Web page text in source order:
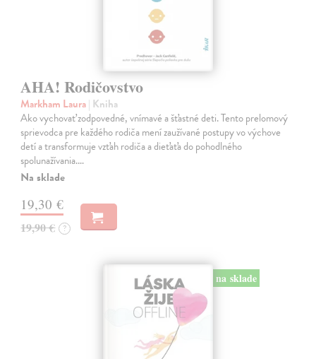
AHA! Rodičovstvo
Markham Laura| Kniha
Ako vychovať zodpovedné, vnímavé a šťastné deti. Tento prelomový
sprievodca pre každého rodiča mení zaužívané postupy vo výchove
detí a transformuje vzťah rodiča a dieťaťa do pohodlného
spolunažívania.…
Na sklade
19,30 €
19,90 € ?
na sklade